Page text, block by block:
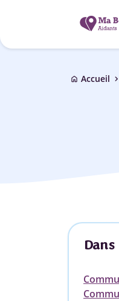
home Accueil chevron_right